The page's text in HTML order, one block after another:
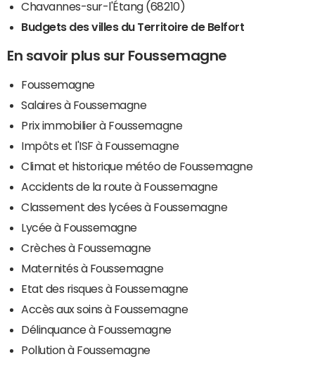
Chavannes-sur-l'Étang (68210)
Budgets des villes du Territoire de Belfort
En savoir plus sur Foussemagne
Foussemagne
Salaires à Foussemagne
Prix immobilier à Foussemagne
Impôts et l'ISF à Foussemagne
Climat et historique météo de Foussemagne
Accidents de la route à Foussemagne
Classement des lycées à Foussemagne
Lycée à Foussemagne
Crèches à Foussemagne
Maternités à Foussemagne
Etat des risques à Foussemagne
Accès aux soins à Foussemagne
Délinquance à Foussemagne
Pollution à Foussemagne